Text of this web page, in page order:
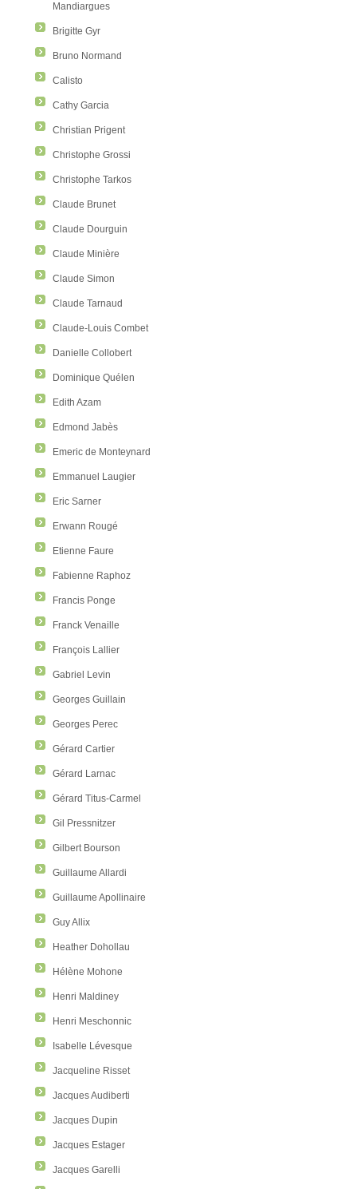
Mandiargues
Brigitte Gyr
Bruno Normand
Calisto
Cathy Garcia
Christian Prigent
Christophe Grossi
Christophe Tarkos
Claude Brunet
Claude Dourguin
Claude Minière
Claude Simon
Claude Tarnaud
Claude-Louis Combet
Danielle Collobert
Dominique Quélen
Edith Azam
Edmond Jabès
Emeric de Monteynard
Emmanuel Laugier
Eric Sarner
Erwann Rougé
Etienne Faure
Fabienne Raphoz
Francis Ponge
Franck Venaille
François Lallier
Gabriel Levin
Georges Guillain
Georges Perec
Gérard Cartier
Gérard Larnac
Gérard Titus-Carmel
Gil Pressnitzer
Gilbert Bourson
Guillaume Allardi
Guillaume Apollinaire
Guy Allix
Heather Dohollau
Hélène Mohone
Henri Maldiney
Henri Meschonnic
Isabelle Lévesque
Jacqueline Risset
Jacques Audiberti
Jacques Dupin
Jacques Estager
Jacques Garelli